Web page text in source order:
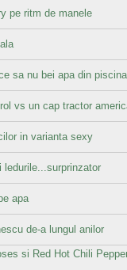
pe ritm de manele
sa nu bei apa din
vs un cap tractor
in varianta sexy
ledurile...surprinzator
apa
de-a lungul anilor
si Red Hot Chili